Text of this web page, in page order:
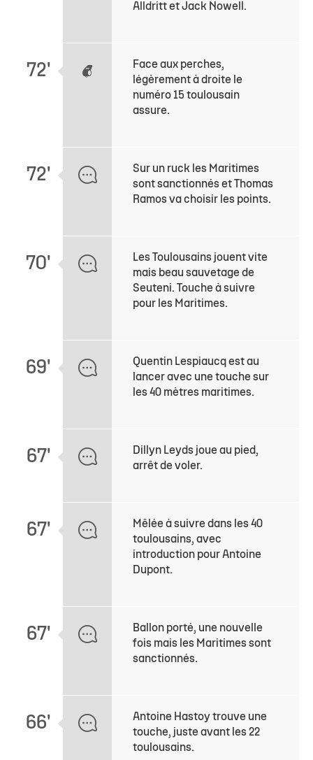
Alldritt et Jack Nowell.
72'
Face aux perches,
légèrement à droite le
numéro 15 toulousain
assure.
72'
Sur un ruck les Maritimes
sont sanctionnés et Thomas
Ramos va choisir les points.
70'
Les Toulousains jouent vite
mais beau sauvetage de
Seuteni. Touche à suivre
pour les Maritimes.
69'
Quentin Lespiaucq est au
lancer avec une touche sur
les 40 mètres maritimes.
67'
Dillyn Leyds joue au pied,
arrêt de voler.
67'
Mêlée à suivre dans les 40
toulousains, avec
introduction pour Antoine
Dupont.
67'
Ballon porté, une nouvelle
fois mais les Maritimes sont
sanctionnés.
66'
Antoine Hastoy trouve une
touche, juste avant les 22
toulousains.